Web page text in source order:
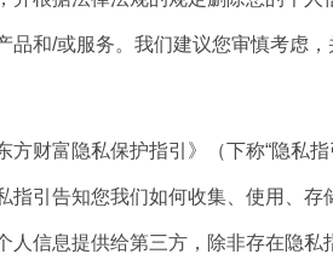
品和/或服务。我们建议您审慎考虑
方财富隐私保护指引》（下称“隐私
指引告知您我们如何收集、使用、
人信息提供给第三方，除非存在隐